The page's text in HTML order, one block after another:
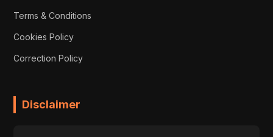
Terms & Conditions
Cookies Policy
Correction Policy
Disclaimer